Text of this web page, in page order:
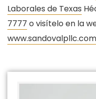
Laborales de Texas
7777 o visítelo en la